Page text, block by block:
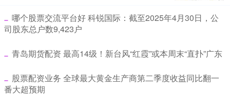
​哪个股票交流平台好 科锐国际：截至2025年4月30日，公
司股东总户数9,423户
​青岛期货配资 最高14级！新台风“红霞”或本周末“直扑”广东
​股票配资业务 全球最大黄金生产商第二季度收益同比翻一
番大超预期